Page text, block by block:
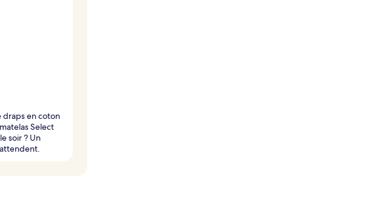
draps en coton
Select
soir ? Un